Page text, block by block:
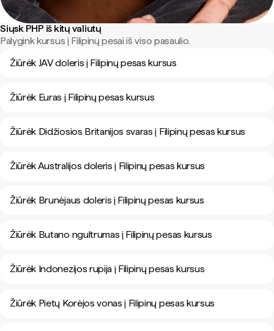
Siųsk PHP iš kitų valiutų
Palygink kursus į Filipinų pesai iš viso pasaulio.
Žiūrėk JAV doleris į Filipinų pesas kursus
Žiūrėk Euras į Filipinų pesas kursus
Žiūrėk Didžiosios Britanijos svaras į Filipinų pesas kursus
Žiūrėk Australijos doleris į Filipinų pesas kursus
Žiūrėk Brunėjaus doleris į Filipinų pesas kursus
Žiūrėk Butano ngultrumas į Filipinų pesas kursus
Žiūrėk Indonezijos rupija į Filipinų pesas kursus
Žiūrėk Pietų Korėjos vonas į Filipinų pesas kursus